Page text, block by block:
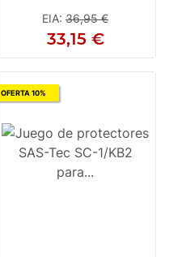
EIA: 36,95 €
33,15 €
OFERTA 10%